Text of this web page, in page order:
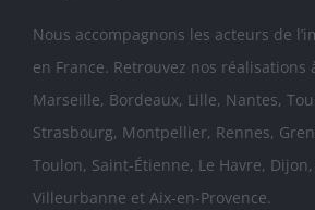
Nous accompagnons les acteurs de
en France. Retrouvez nos réalisations
Marseille, Bordeaux, Lille, Nantes,
Strasbourg, Montpellier, Rennes,
Toulon, Saint-Étienne, Le Havre, Dijon,
Villeurbanne et Aix-en-Provence.